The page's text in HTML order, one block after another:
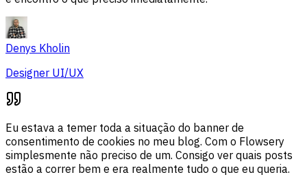
Denys Kholin
Designer UI/UX
Eu estava a temer toda a situação do banner de
consentimento de cookies no meu blog. Com o Flowsery
simplesmente não preciso de um. Consigo ver quais posts
estão a correr bem e era realmente tudo o que eu queria.